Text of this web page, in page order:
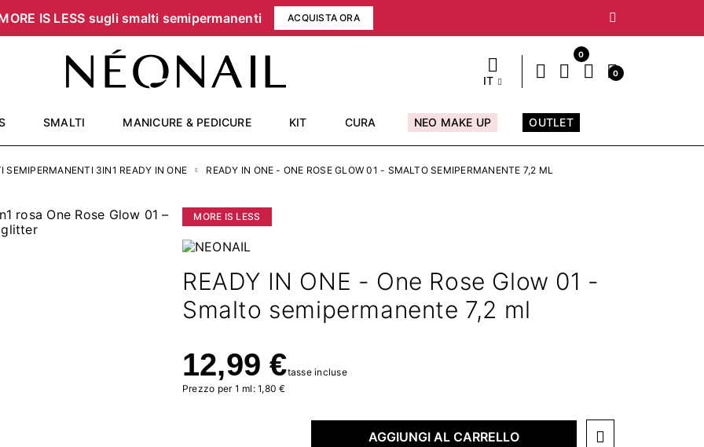
IS LESS sugli smalti semipermanenti ACQUISTA ORA
IT
0
0
SMALTI MANICURE & PEDICURE KIT CURA NEO MAKE UP OUTLET
SEMIPERMANENTI 3IN1 READY IN ONE READY IN ONE - ONE ROSE GLOW 01 - SMALTO SEMIPERMANENTE 7,2 ML
MORE IS LESS
READY IN ONE - One Rose Glow 01 -
Smalto semipermanente 7,2 ml
12,99 €tasse incluse
Prezzo per 1 ml: 1,80 €
AGGIUNGI AL CARRELLO